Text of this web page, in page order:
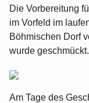
Die Vorbereitung
im Vorfeld im
Böhmischen Dorf
wurde geschmückt.
Am Tage des